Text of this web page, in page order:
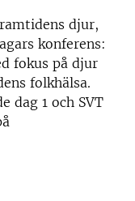
djur,
konferens:
fokus på djur
folkhälsa.
dag 1 och SVT